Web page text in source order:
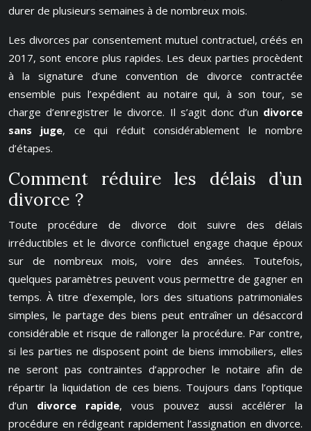
durer de plusieurs semaines à de nombreux mois.
Les divorces par consentement mutuel contractuel, créés en
2017, sont encore plus rapides. Les deux parties procèdent
à la signature d’une convention de divorce contractée
ensemble puis l’expédient au notaire qui, à son tour, se
charge d’enregistrer le divorce. Il s’agit donc d’un divorce
sans juge, ce qui réduit considérablement le nombre
d’étapes.
Comment réduire les délais d’un
divorce ?
Toute procédure de divorce doit suivre des délais
irréductibles et le divorce conflictuel engage chaque époux
sur de nombreux mois, voire des années. Toutefois,
quelques paramètres peuvent vous permettre de gagner en
temps. À titre d’exemple, lors des situations patrimoniales
simples, le partage des biens peut entraîner un désaccord
considérable et risque de rallonger la procédure. Par contre,
si les parties ne disposent point de biens immobiliers, elles
ne seront pas contraintes d’approcher le notaire afin de
répartir la liquidation de ces biens. Toujours dans l’optique
d’un divorce rapide, vous pouvez aussi accélérer la
procédure en rédigeant rapidement l’assignation en divorce.